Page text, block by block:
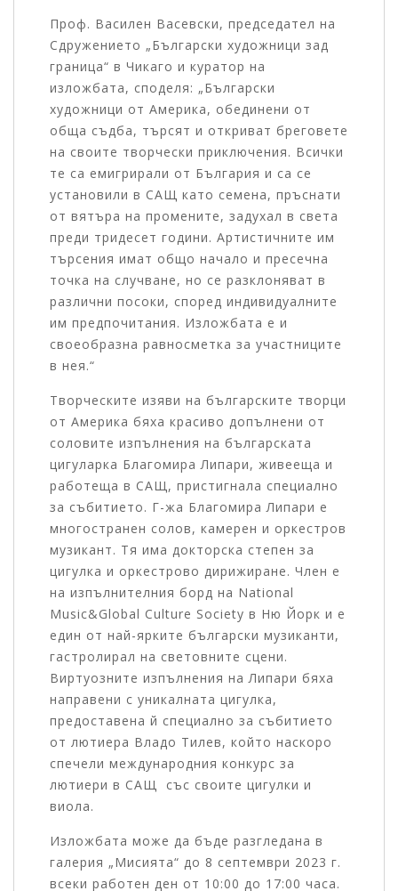
Проф. Василен Васевски, председател на
Сдружението „Български художници зад
граница“ в Чикаго и куратор на
изложбата, споделя: „Български
художници от Америка, обединени от
обща съдба, търсят и откриват бреговете
на своите творчески приключения. Всички
те са емигрирали от България и са се
установили в САЩ като семена, пръснати
от вятъра на промените, задухал в света
преди тридесет години. Артистичните им
търсения имат общо начало и пресечна
точка на случване, но се разклоняват в
различни посоки, според индивидуалните
им предпочитания. Изложбата е и
своеобразна равносметка за участниците
в нея.“
Творческите изяви на българските творци
от Америка бяха красиво допълнени от
соловите изпълнения на българската
цигуларка Благомира Липари, живееща и
работеща в САЩ, пристигнала специално
за събитието. Г-жа Благомира Липари е
многостранен солов, камерен и оркестров
музикант. Тя има докторска степен за
цигулка и оркестрово дирижиране. Член е
на изпълнителния борд на National
Music&Global Culture Society в Ню Йорк и е
един от най-ярките български музиканти,
гастролирал на световните сцени.
Виртуозните изпълнения на Липари бяха
направени с уникалната цигулка,
предоставена й специално за събитието
от лютиера Владо Тилев, който наскоро
спечели международния конкурс за
лютиери в САЩ със своите цигулки и
виола.
Изложбата може да бъде разгледана в
галерия „Мисията“ до 8 септември 2023 г.
всеки работен ден от 10:00 до 17:00 часа.